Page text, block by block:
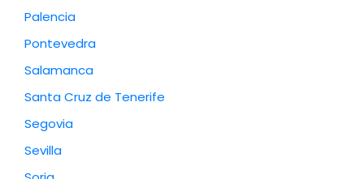
Palencia
Pontevedra
Salamanca
Santa Cruz de Tenerife
Segovia
Sevilla